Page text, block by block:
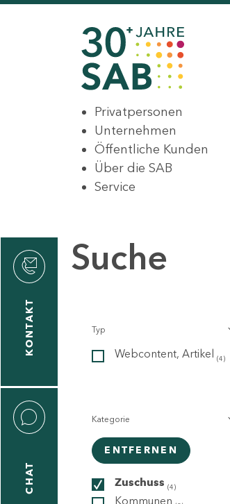
Privatpersonen
Unternehmen
Öffentliche Kunden
Über die SAB
Service
KONTAKT
CHAT
Suche
Typ
Webcontent, Artikel (4)
Kategorie
ENTFERNEN
Zuschuss (4)
Kommunen